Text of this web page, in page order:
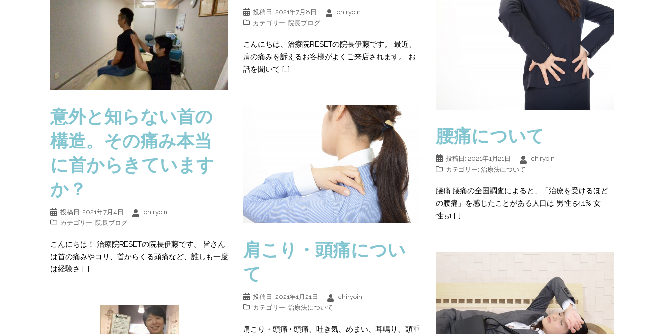
投稿日: 2021年7月8日
chiryoin
カテゴリー: 院長ブログ
こんにちは、治療院RESETの院長伊藤です。 最近、
肩の痛みを訴えるお客様がよくご来店されます。 お
話を聞いて […]
意外と知らない首の
構造。その痛み本当
に首からきています
か？
投稿日: 2021年7月4日
chiryoin
カテゴリー: 院長ブログ
こんにちは！ 治療院RESETの院長伊藤です。 皆さん
は首の痛みやコリ、首からくる頭痛など、誰しも一度
は経験さ […]
腰痛について
投稿日: 2021年1月21日
chiryoin
カテゴリー: 治療法について
腰痛 腰痛の全国調査によると、「治療を受けるほど
の腰痛」を感じたことがある人口は 男性:54.1% 女
性:51 […]
肩こり・頭痛につい
て
投稿日: 2021年1月21日
chiryoin
カテゴリー: 治療法について
肩こり・頭痛 • 頭痛、吐き気、めまい、耳鳴り、頭重